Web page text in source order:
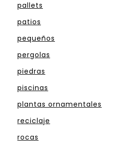
pallets
patios
pequeños
pergolas
piedras
piscinas
plantas ornamentales
reciclaje
rocas